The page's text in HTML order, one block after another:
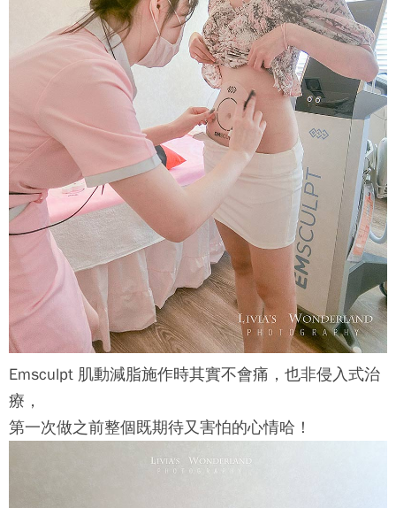
Emsculpt 肌動減脂施作時其實不會痛，也非侵入式治
療，
第一次做之前整個既期待又害怕的心情哈！